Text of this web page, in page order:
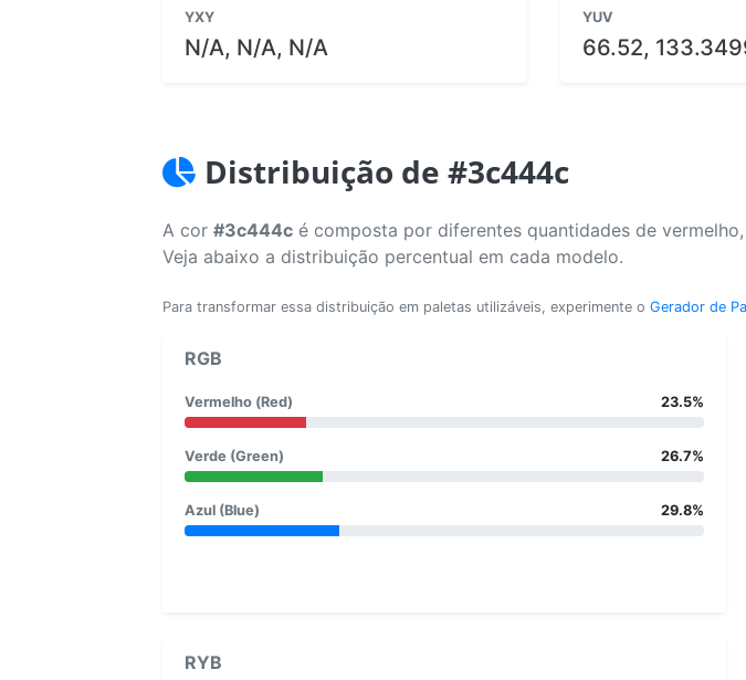
YXY
N/A, N/A, N/A
YUV
66.52,
Distribuição de #3c444c
A cor #3c444c é composta por diferentes quantidades de
Veja abaixo a distribuição percentual em cada modelo.
Para transformar essa distribuição em paletas utilizáveis, experimente o Gerador de
RGB
Vermelho (Red) 23.5%
Verde (Green) 26.7%
Azul (Blue) 29.8%
RYB